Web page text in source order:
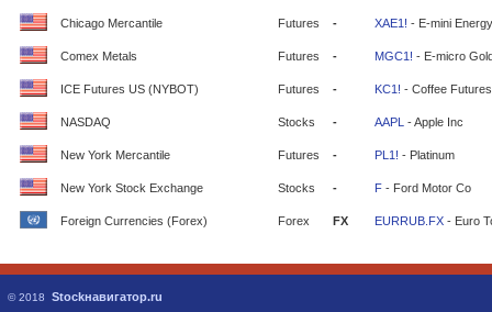
Chicago Mercantile Futures - XAE1! - E-mini
Comex Metals Futures - MGC1! - E-micro
ICE Futures US (NYBOT) Futures - KC1! - Coffee Futures
NASDAQ Stocks - AAPL - Apple Inc
New York Mercantile Futures - PL1! - Platinum
New York Stock Exchange Stocks - F - Ford Motor Co
Foreign Currencies (Forex) Forex FX EURRUB.FX - Euro
© 2018 Stockнавигатор.ru